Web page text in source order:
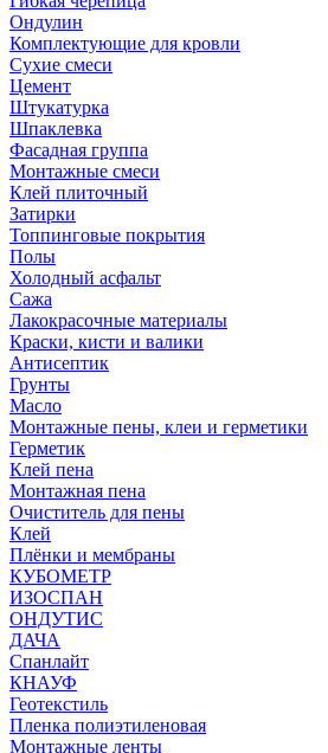
Ондулин
Комплектующие для кровли
Сухие смеси
Цемент
Штукатурка
Шпаклевка
Фасадная группа
Монтажные смеси
Клей плиточный
Затирки
Топпинговые покрытия
Полы
Холодный асфальт
Сажа
Лакокрасочные материалы
Краски, кисти и валики
Антисептик
Грунты
Масло
Монтажные пены, клеи и герметики
Герметик
Клей пена
Монтажная пена
Очиститель для пены
Клей
Плёнки и мембраны
КУБОМЕТР
ИЗОСПАН
ОНДУТИС
ДАЧА
Спанлайт
КНАУФ
Геотекстиль
Пленка полиэтиленовая
Монтажные ленты